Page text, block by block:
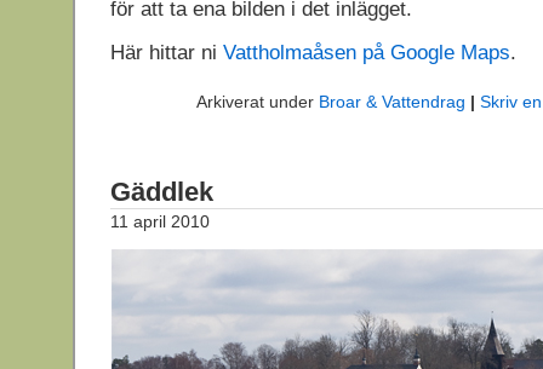
för att ta ena bilden i det inlägget.
Här hittar ni Vattholmaåsen på Google Maps.
Arkiverat under Broar & Vattendrag | Skriv
Gäddlek
11 april 2010